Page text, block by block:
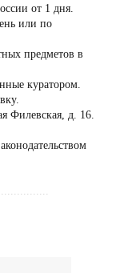
от 1 дня.
или по
предметов в
куратором.
Филевская, д. 16.
можете